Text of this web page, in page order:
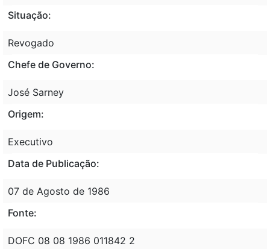
Situação:
Revogado
Chefe de Governo:
José Sarney
Origem:
Executivo
Data de Publicação:
07 de Agosto de 1986
Fonte:
DOFC 08 08 1986 011842 2